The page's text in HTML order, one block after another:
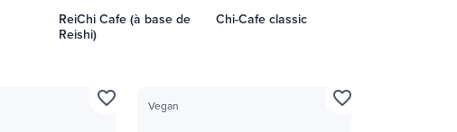
ReiChi Cafe (à base de
Reishi)
Chi-Cafe classic
favorite_border Vegan favorite_border